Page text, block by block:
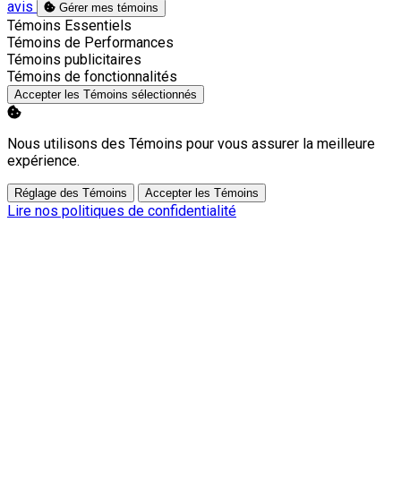
avis
Gérer mes témoins
Activer
Témoins Essentiels
Activer
Témoins de Performances
Activer
Témoins publicitaires
Activer
Témoins de fonctionnalités
Accepter les Témoins sélectionnés
Nous utilisons des Témoins pour vous assurer la meilleure
expérience.
Réglage des Témoins Accepter les Témoins
Lire nos politiques de confidentialité